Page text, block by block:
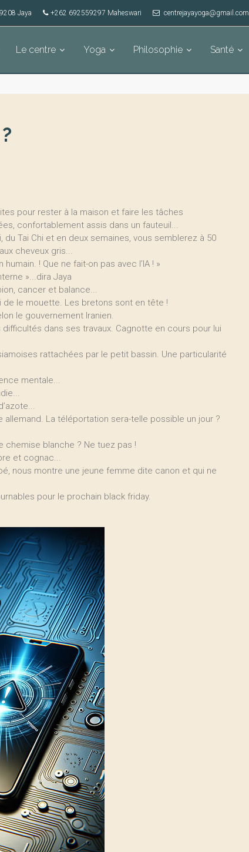
Jaya +262 692559297 Maheswari centrejayayoga@gmail.com
Le centre Yoga Philosophie Santé
pour rester à la maison et faire les tâches
confortablement assis dans un fauteuil...
Tai Chi et en deux semaines, vous semblerez à 50
cheveux gris...
! Que ne fait-on pas avec l’IA ! »
»...dira Jaya
cancer et balance...
de le mouette. Les bretons sont en tête !
le gouvernement Iranien.
dans ses travaux. Cagnotte en cours pour lui
rattachées par le petit bassin. Une particularité
mentale...
La téléportation sera-telle possible un jour ?
blanche ? Ne tuez pas !
et cognac...
nous montre une jeune femme dite canon et qui ne
pour le prochain black friday.